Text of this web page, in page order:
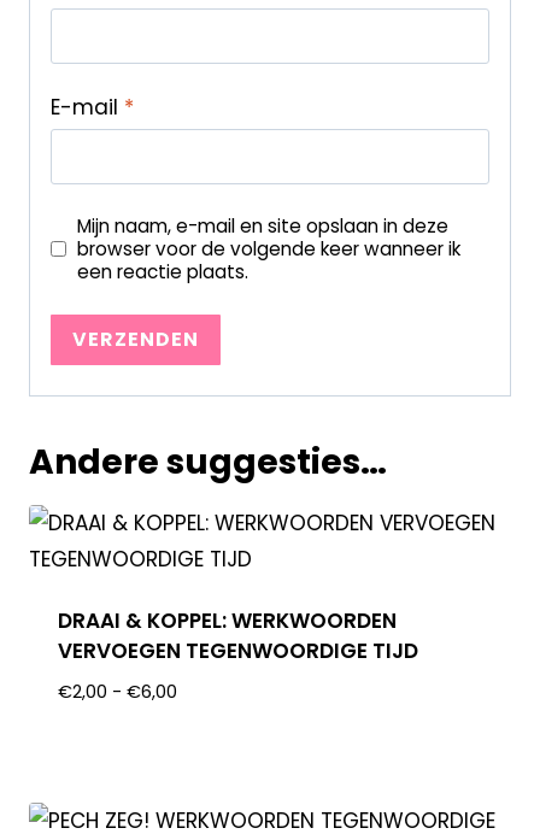
E-mail *
Mijn naam, e-mail en site opslaan in deze
browser voor de volgende keer wanneer ik
een reactie plaats.
Andere suggesties…
DRAAI & KOPPEL: WERKWOORDEN
VERVOEGEN TEGENWOORDIGE TIJD
€2,00 - €6,00